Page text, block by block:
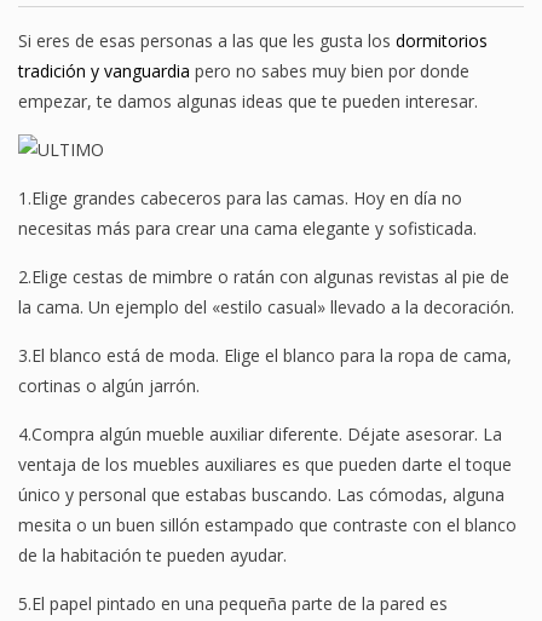
Si eres de esas personas a las que les gusta los dormitorios
tradición y vanguardia pero no sabes muy bien por donde
empezar, te damos algunas ideas que te pueden interesar.
1.Elige grandes cabeceros para las camas. Hoy en día no
necesitas más para crear una cama elegante y sofisticada.
2.Elige cestas de mimbre o ratán con algunas revistas al pie de
la cama. Un ejemplo del «estilo casual» llevado a la decoración.
3.El blanco está de moda. Elige el blanco para la ropa de cama,
cortinas o algún jarrón.
4.Compra algún mueble auxiliar diferente. Déjate asesorar. La
ventaja de los muebles auxiliares es que pueden darte el toque
único y personal que estabas buscando. Las cómodas, alguna
mesita o un buen sillón estampado que contraste con el blanco
de la habitación te pueden ayudar.
5.El papel pintado en una pequeña parte de la pared es